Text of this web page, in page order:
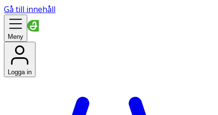
Gå till innehåll
Meny
Logga in